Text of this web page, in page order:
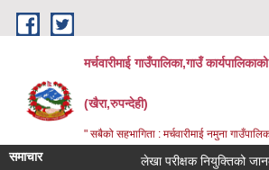
Skip to main content
मर्चवारीमाई गाउँपालिका,गाउँ
(खैरा,रुपन्देही)
" सबैको सहभागिता : मर्चवारीमाई नमुना
समाचार लेखा परीक्षक नियुक्तिको